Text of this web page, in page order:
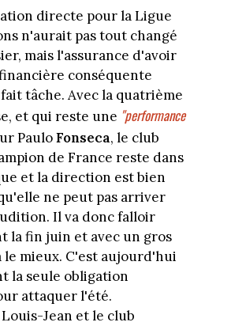
directe pour la Ligue
n'aurait pas tout changé
mais l'assurance d'avoir
conséquente
tâche. Avec la quatrième
et qui reste une "performance
PauloFonseca, le club
de France reste dans
et la direction est bien
ne peut pas arriver
Il va donc falloir
la fin juin et avec un gros
le mieux. C'est aujourd'hui
la seule obligation
attaquer l'été.
Jean et le club